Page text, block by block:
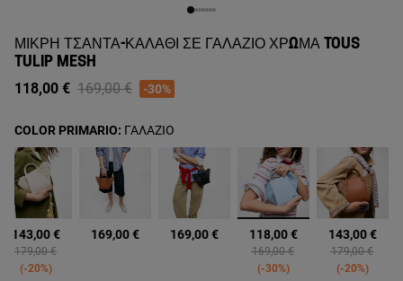
ΜΙΚΡΉ ΤΣΆΝΤΑ-ΚΑΛΆΘΙ ΣΕ ΓΑΛΆΖΙΟ ΧΡΏΜΑ TOUS
TULIP MESH
118,00 € Price reduced from
169,00 €to-30%
143,00 €
Price reduced from
179,00 €to
-20%
169,00 € 169,00 € επιλεγμένα
118,00 €
Price reduced from
169,00 €to
-30%
143,00 €
Price reduced
179,00 €to
-20%
COLOR PRIMARIO: ΓΑΛΑΖΙΟ